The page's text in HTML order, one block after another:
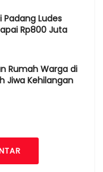
Padang Ludes
Rp800 Juta
Rumah Warga di
Jiwa Kehilangan